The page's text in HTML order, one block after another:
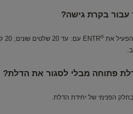
את ®
פתוחה מבלי לסגור את הדלת?
הפנימי של יחידת הדלת.